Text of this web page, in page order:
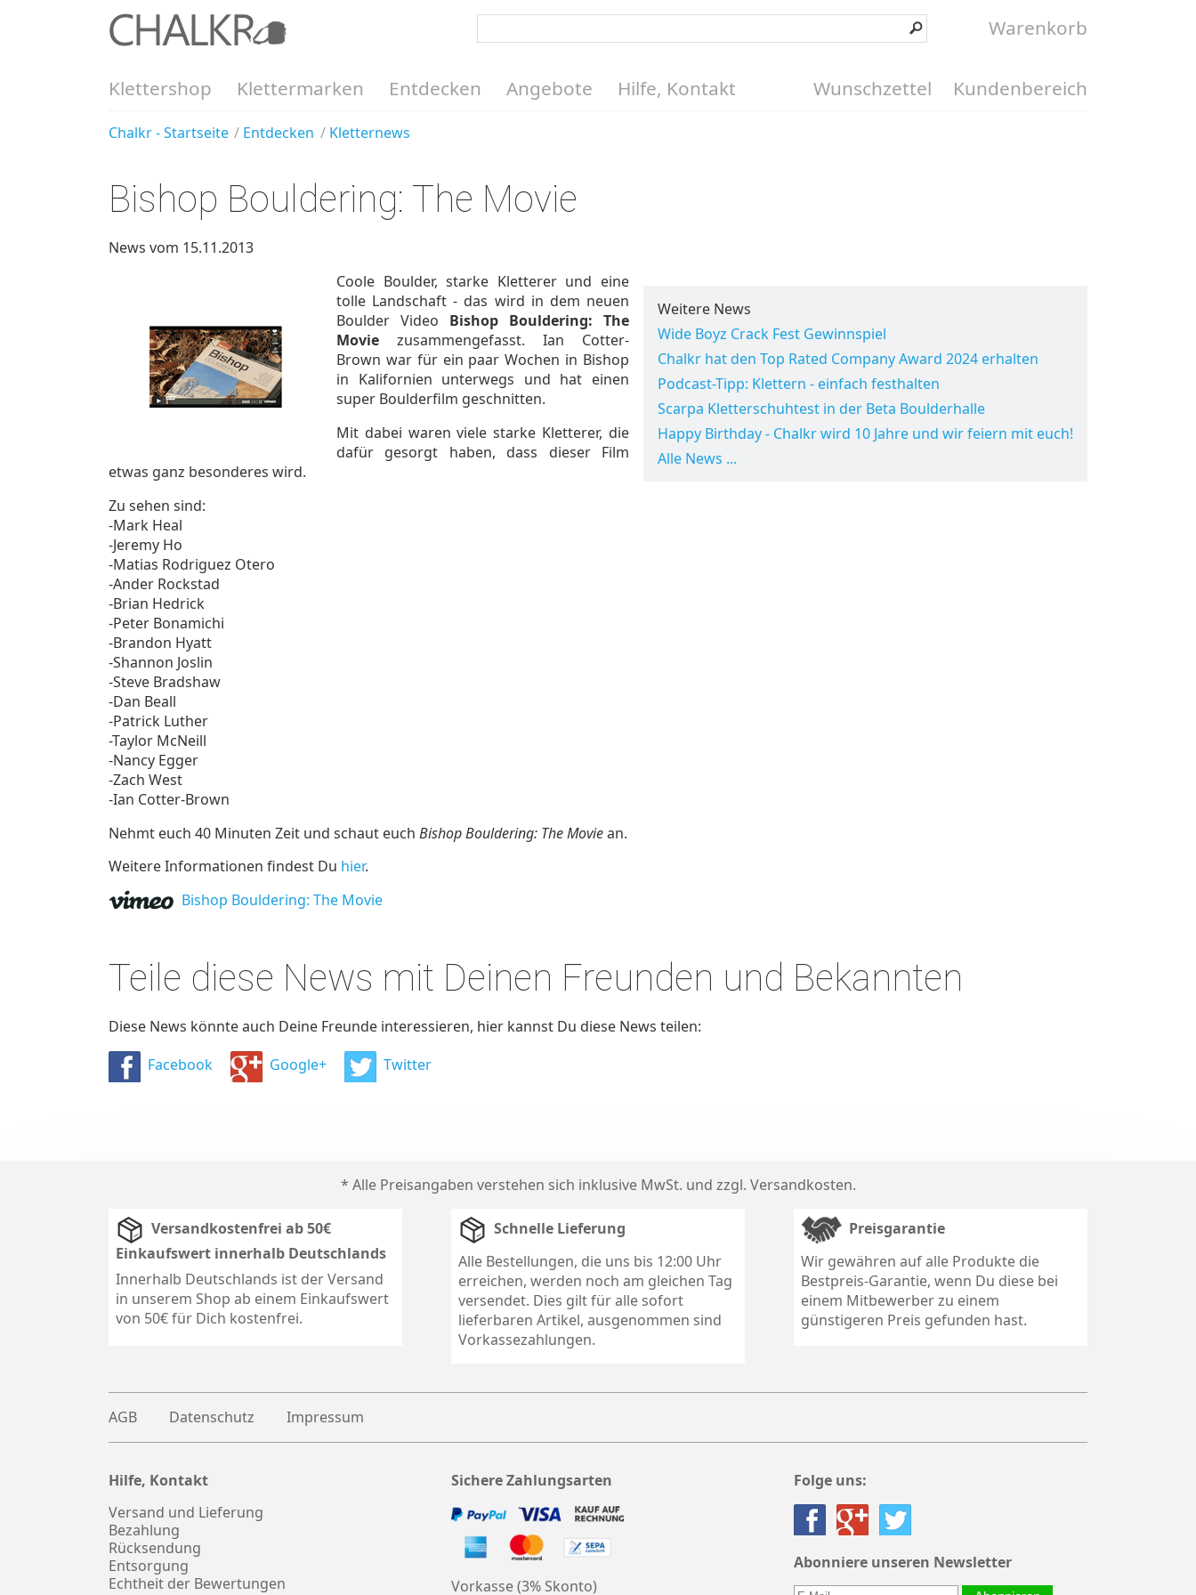
Warenkorb
Klettershop Klettermarken Entdecken Angebote Hilfe, Kontakt Kundenbereich
Wunschzettel
Chalkr - Startseite Entdecken Kletternews
Bishop Bouldering: The Movie
News vom 15.11.2013
Weitere News
Wide Boyz Crack Fest Gewinnspiel
Chalkr hat den Top Rated Company Award 2024 erhalten
Podcast-Tipp: Klettern - einfach festhalten
Scarpa Kletterschuhtest in der Beta Boulderhalle
Happy Birthday - Chalkr wird 10 Jahre und wir feiern mit euch!
Alle News ...
Coole Boulder, starke Kletterer und eine
tolle Landschaft - das wird in dem neuen
Boulder Video Bishop Bouldering: The
Movie zusammengefasst. Ian Cotter-
Brown war für ein paar Wochen in Bishop
in Kalifornien unterwegs und hat einen
super Boulderfilm geschnitten.
Mit dabei waren viele starke Kletterer, die
dafür gesorgt haben, dass dieser Film
etwas ganz besonderes wird.
Zu sehen sind:
-Mark Heal
-Jeremy Ho
-Matias Rodriguez Otero
-Ander Rockstad
-Brian Hedrick
-Peter Bonamichi
-Brandon Hyatt
-Shannon Joslin
-Steve Bradshaw
-Dan Beall
-Patrick Luther
-Taylor McNeill
-Nancy Egger
-Zach West
-Ian Cotter-Brown
Nehmt euch 40 Minuten Zeit und schaut euch Bishop Bouldering: The Moviean.
Weitere Informationen findest Du hier.
Bishop Bouldering: The Movie
Teile diese News mit Deinen Freunden und Bekannten
Diese News könnte auch Deine Freunde interessieren, hier kannst Du diese News teilen:
Facebook
Google+ Twitter
* Alle Preisangaben verstehen sich inklusive MwSt. und zzgl. Versandkosten.
Versandkostenfrei ab 50€
Einkaufswert innerhalb Deutschlands
Innerhalb Deutschlands ist der Versand
in unserem Shop ab einem Einkaufswert
von 50€ für Dich kostenfrei.
Schnelle Lieferung
Alle Bestellungen, die uns bis 12:00 Uhr
erreichen, werden noch am gleichen Tag
versendet. Dies gilt für alle sofort
lieferbaren Artikel, ausgenommen sind
Vorkassezahlungen.
Preisgarantie
Wir gewähren auf alle Produkte die
Bestpreis-Garantie, wenn Du diese bei
einem Mitbewerber zu einem
günstigeren Preis gefunden hast.
AGB Datenschutz Impressum
Hilfe, Kontakt
Versand und Lieferung
Bezahlung
Rücksendung
Entsorgung
Echtheit der Bewertungen
Sichere Zahlungsarten
Vorkasse (3% Skonto)
Folge uns:
Abonniere unseren Newsletter